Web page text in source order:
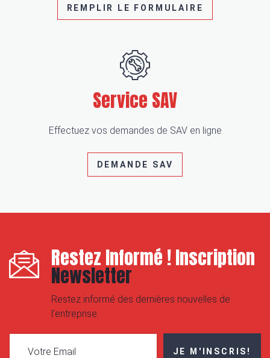
REMPLIR LE FORMULAIRE
Service SAV
Effectuez vos demandes de SAV en ligne
DEMANDE SAV
Restez Informé ! Inscription
Newsletter
Restez informé des dernières nouvelles de
l'entreprise.
JE M'INSCRIS!